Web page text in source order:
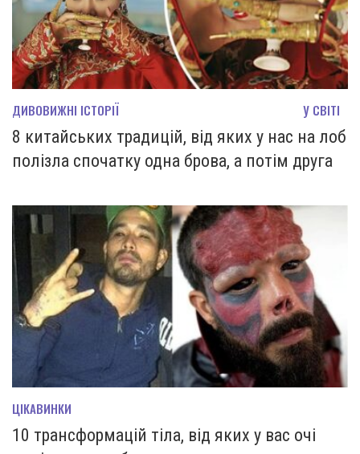
ДИВОВИЖНІ ІСТОРІЇ У СВІТІ
8 китайських традицій, від яких у нас на лоб
полізла спочатку одна брова, а потім друга
ЦІКАВИНКИ
10 трансформацій тіла, від яких у вас очі